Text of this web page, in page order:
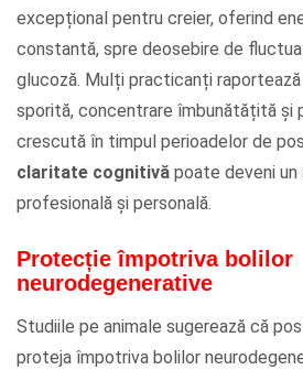
excepțional pentru creier, oferind
constantă, spre deosebire de
glucoză. Mulți practicanți
sporită, concentrare îmbunătățită și
crescută în timpul perioadelor de
claritate cognitivă poate deveni un
profesională și personală.
Protecție împotriva bolilor
neurodegenerative
Studiile pe animale sugerează că
proteja împotriva bolilor